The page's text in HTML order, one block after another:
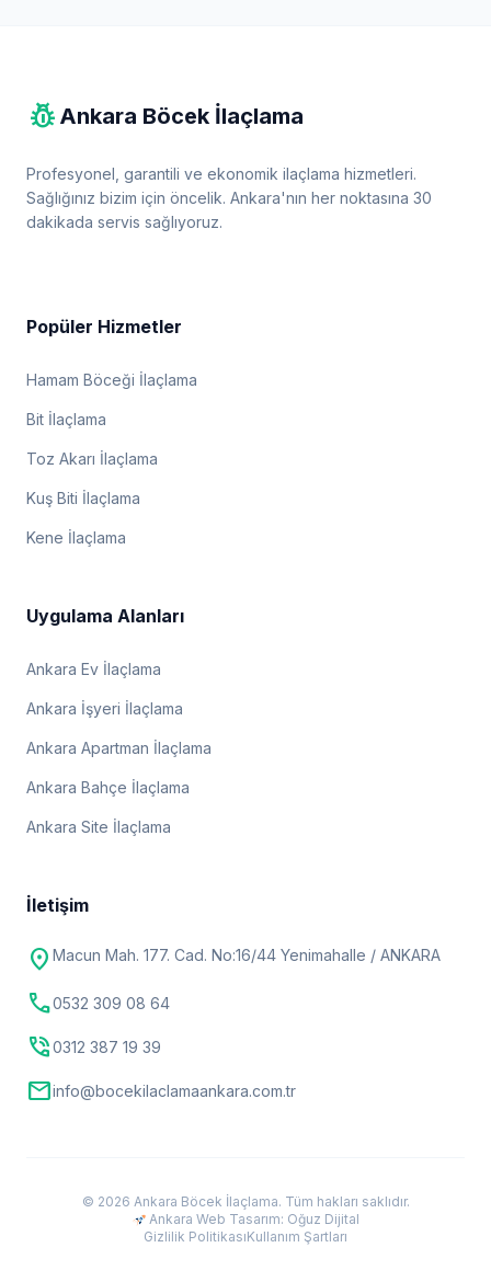
pest_control Ankara Böcek İlaçlama
Profesyonel, garantili ve ekonomik ilaçlama hizmetleri.
Sağlığınız bizim için öncelik. Ankara'nın her noktasına 30
dakikada servis sağlıyoruz.
Popüler Hizmetler
Hamam Böceği İlaçlama
Bit İlaçlama
Toz Akarı İlaçlama
Kuş Biti İlaçlama
Kene İlaçlama
Uygulama Alanları
Ankara Ev İlaçlama
Ankara İşyeri İlaçlama
Ankara Apartman İlaçlama
Ankara Bahçe İlaçlama
Ankara Site İlaçlama
İletişim
location_on Macun Mah. 177. Cad. No:16/44 Yenimahalle / ANKARA
call0532 309 08 64
phone_in_talk0312 387 19 39
mailinfo@bocekilaclamaankara.com.tr
© 2026 Ankara Böcek İlaçlama. Tüm hakları saklıdır.
Ankara Web Tasarım: Oğuz Dijital
Gizlilik PolitikasıKullanım Şartları